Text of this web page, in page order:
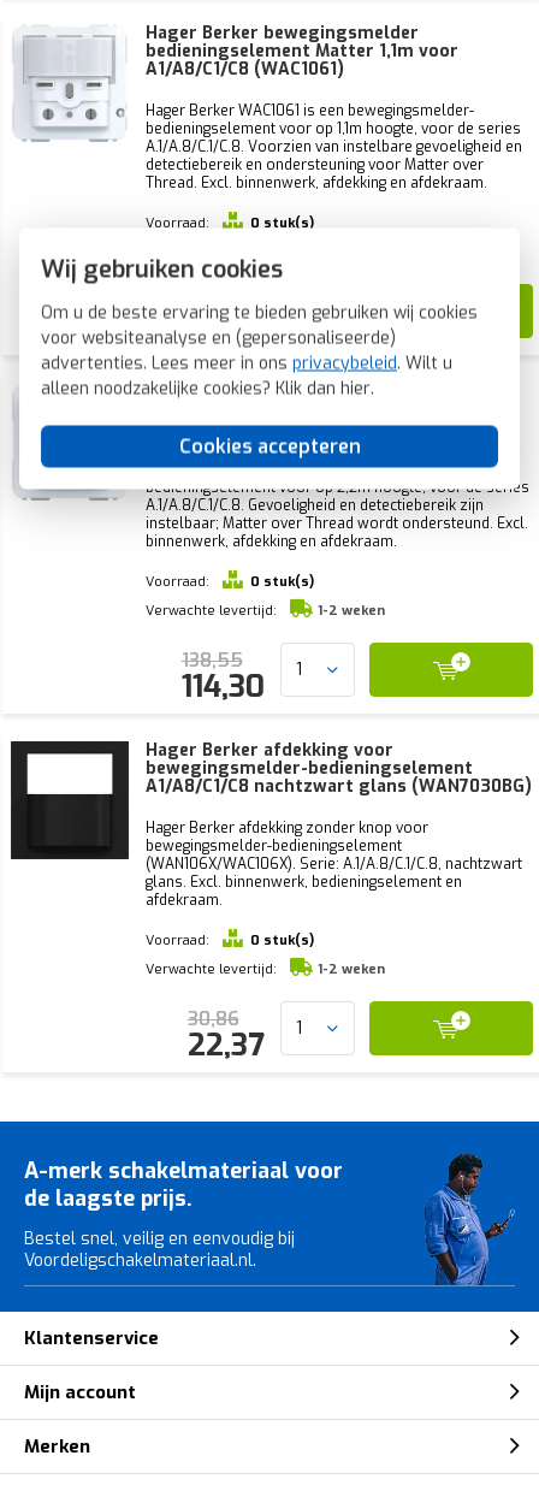
Wij gebruiken cookies
Om u de beste ervaring te bieden gebruiken wij cookies
voor websiteanalyse en (gepersonaliseerde)
advertenties. Lees meer in ons privacybeleid. Wilt u
alleen noodzakelijke cookies? Klik dan hier.
Cookies accepteren
Hager Berker bewegingsmelder
bedieningselement Matter 1,1m voor
A1/A8/C1/C8 (WAC1061)
Hager Berker WAC1061 is een bewegingsmelder-
bedieningselement voor op 1,1m hoogte, voor de series
A.1/A.8/C.1/C.8. Voorzien van instelbare gevoeligheid en
detectiebereik en ondersteuning voor Matter over
Thread. Excl. binnenwerk, afdekking en afdekraam.
Voorraad:
0 stuk(s)
138,55
114,30
Hager Berker bewegingsmelder
A1/A8/C1/C8 (WAC1062)
Hager Berker WAC1062 is een bewegingsmelder-
bedieningselement voor op 2,2m hoogte, voor de series
A.1/A.8/C.1/C.8. Gevoeligheid en detectiebereik zijn
instelbaar; Matter over Thread wordt ondersteund. Excl.
binnenwerk, afdekking en afdekraam.
Voorraad:
0 stuk(s)
Verwachte levertijd:
1-2 weken
138,55
114,30
Hager Berker afdekking voor
bewegingsmelder-bedieningselement
A1/A8/C1/C8 nachtzwart glans (WAN7030BG)
Hager Berker afdekking zonder knop voor
bewegingsmelder-bedieningselement
(WAN106X/WAC106X). Serie: A.1/A.8/C.1/C.8, nachtzwart
glans. Excl. binnenwerk, bedieningselement en
afdekraam.
Voorraad:
0 stuk(s)
Verwachte levertijd:
1-2 weken
30,86
22,37
A-merk schakelmateriaal voor
de laagste prijs.
Bestel snel, veilig en eenvoudig bij
Voordeligschakelmateriaal.nl.
Klantenservice
Mijn account
Merken